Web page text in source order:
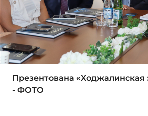
Презентована «Ходжалинская
- ФОТО